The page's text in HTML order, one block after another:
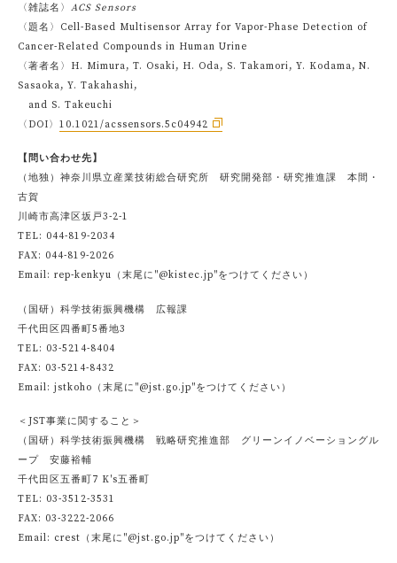
〈雑誌名〉 ACS Sensors
〈題名〉Cell-Based Multisensor Array for Vapor-Phase Detection of
Cancer-Related Compounds in Human Urine
〈著者名〉H. Mimura, T. Osaki, H. Oda, S. Takamori, Y. Kodama, N.
Sasaoka, Y. Takahashi,
and S. Takeuchi
〈DOI〉 10.1021/acssensors.5c04942
【問い合わせ先】
（地独）神奈川県立産業技術総合研究所 研究開発部・研究推進課 本間・
古賀
川崎市高津区坂戸3-2-1
TEL: 044-819-2034
FAX: 044-819-2026
Email: rep-kenkyu（末尾に"@kistec.jp"をつけてください）
（国研）科学技術振興機構 広報課
千代田区四番町5番地3
TEL: 03-5214-8404
FAX: 03-5214-8432
Email: jstkoho（末尾に"@jst.go.jp"をつけてください）
＜JST事業に関すること＞
（国研）科学技術振興機構 戦略研究推進部 グリーンイノベーショングル
ープ 安藤裕輔
千代田区五番町7 K's五番町
TEL: 03-3512-3531
FAX: 03-3222-2066
Email: crest（末尾に"@jst.go.jp"をつけてください）